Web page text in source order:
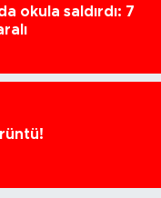
okula saldırdı: 7